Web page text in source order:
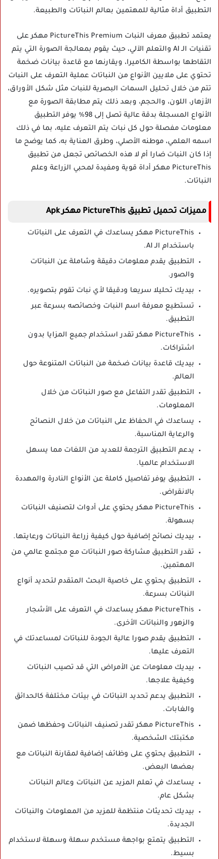
التطبيق أداة مثالية للمهتمين بعالم النباتات والطبيعة.
يعتمد تطبيق معرف النبات PictureThis Premium مهكر على
تقنيات الـ AI والتعلم الآلي، حيث يقوم بمعالجة الصورة التي يتم
التقاطها بواسطة الكاميرا، ويقارنها مع قاعدة بيانات ضخمة
تحتوي على ملايين الأنواع من النباتات عملية التعرف على النبات
تتم من خلال تحليل السمات البصرية للنبات مثل شكل الأوراق،
الأزهار، اللون، والحجم، وبعد ذلك يتم مطابقة الصورة مع
الأنواع المسجلة بدقة عالية تصل إلى 98% يوفر التطبيق
معلومات مفصلة حول كل نبات يتم التعرف عليه، بما في ذلك
اسمه العلمي، موطنه الأصلي، وطرق العناية به، كما يوضح ما
إذا كان النبات ضارا أم لا هذه الخصائص تجعل من تطبيق
PictureThis مهكر أداة قوية ومفيدة لمحبي الزراعة وعلم
النباتات.
مميزات تحميل تطبيق PictureThis مهكر Apk
PictureThis مهكر يساعدك في التعرف على النباتات
باستخدام الـ AI.
التطبيق يقدم معلومات دقيقة وشاملة عن النباتات
والصور.
بيديك تحليلا سريعا ودقيقا لأي نبات تقوم بتصويره.
تستطيع معرفة اسم النبات وخصائصه بسرعة عبر
التطبيق.
PictureThis مهكر تقدر استخدام جميع المزايا بدون
اشتراكات.
بيديك قاعدة بيانات ضخمة من النباتات المتنوعة حول
العالم.
التطبيق تقدر التفاعل مع صور النباتات من خلال
المعلومات.
يساعدك في الحفاظ على النباتات من خلال النصائح
والرعاية المناسبة.
يدعم التطبيق الترجمة للعديد من اللغات مما يسهل
الاستخدام عالميا.
التطبيق يوفر تفاصيل كاملة عن الأنواع النادرة والمهددة
بالانقراض.
PictureThis مهكر يحتوي على أدوات لتصنيف النباتات
بسهولة.
بيديك نصائح إضافية حول كيفية زراعة النباتات ورعايتها.
تقدر التطبيق مشاركة صور النباتات مع مجتمع عالمي من
المهتمين.
التطبيق يحتوي على خاصية البحث المتقدم لتحديد أنواع
النباتات بسرعة.
PictureThis مهكر يساعدك في التعرف على الأشجار
والزهور والنباتات الأخرى.
التطبيق يقدم صورا عالية الجودة للنباتات لمساعدتك في
التعرف عليها.
بيديك معلومات عن الأمراض التي قد تصيب النباتات
وكيفية علاجها.
التطبيق يدعم تحديد النباتات في بيئات مختلفة كالحدائق
والغابات.
PictureThis مهكر تقدر تصنيف النباتات وحفظها ضمن
مكتبتك الشخصية.
التطبيق يحتوي على وظائف إضافية لمقارنة النباتات مع
بعضها البعض.
يساعدك في تعلم المزيد عن النباتات وعالم النباتات
بشكل عام.
بيديك تحديثات منتظمة للمزيد من المعلومات والنباتات
الجديدة.
التطبيق يتمتع بواجهة مستخدم سهلة وسهلة لاستخدام
بسيط.